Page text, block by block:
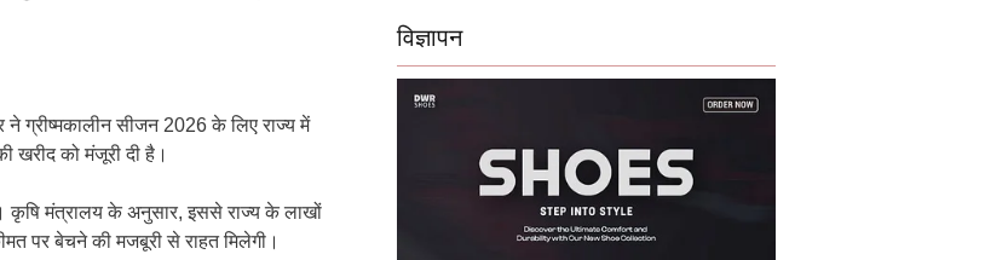
ग्रीष्मकालीन सीजन 2026 के लिए राज्य में
को मंजूरी दी है।
मंत्रालय के अनुसार, इससे राज्य के लाखों
पर बेचने की मजबूरी से राहत मिलेगी।
विज्ञापन